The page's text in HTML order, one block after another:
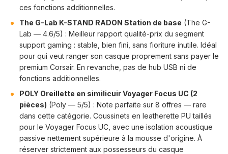
ces fonctions additionnelles.
The G-Lab K-STAND RADON Station de base (The G-
Lab — 4.6/5) : Meilleur rapport qualité-prix du segment
support gaming : stable, bien fini, sans fioriture inutile. Idéal
pour qui veut ranger son casque proprement sans payer le
premium Corsair. En revanche, pas de hub USB ni de
fonctions additionnelles.
POLY Oreillette en similicuir Voyager Focus UC (2
pièces) (Poly — 5/5) : Note parfaite sur 8 offres — rare
dans cette catégorie. Coussinets en leatherette PU taillés
pour le Voyager Focus UC, avec une isolation acoustique
passive nettement supérieure à la mousse d'origine. À
réserver strictement aux possesseurs du casque